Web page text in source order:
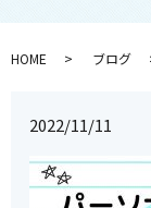
HOME ブログ
2022/11/11